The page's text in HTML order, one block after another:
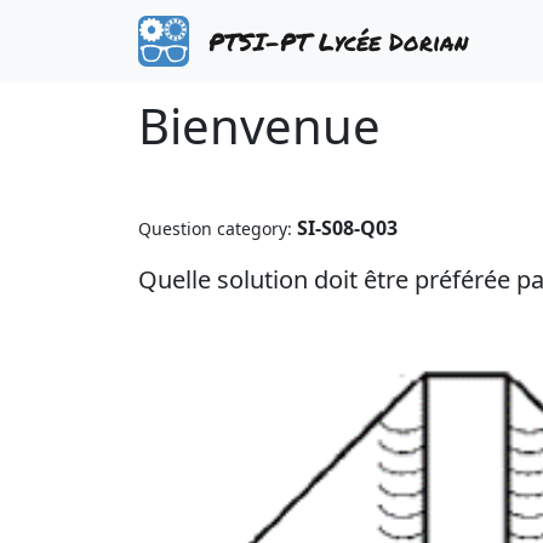
PTSI-PT Lycée Dorian
Bienvenue
Question category: SI-S08-Q03
Quelle solution doit être préférée